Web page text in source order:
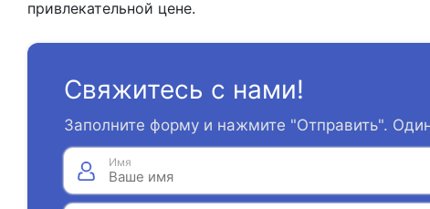
привлекательной цене.
Свяжитесь с нами!
Заполните форму и нажмите "Отправить".
Имя